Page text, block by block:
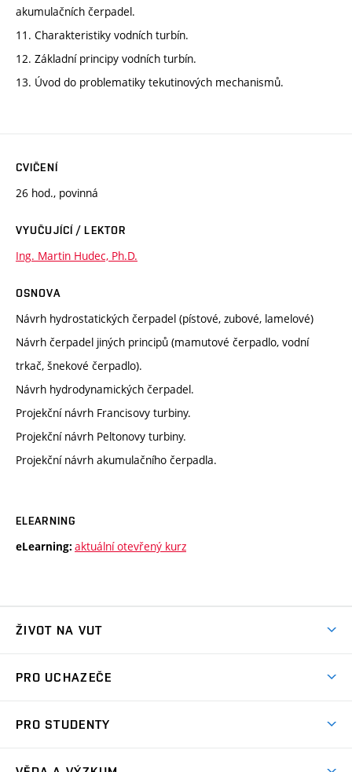
akumulačních čerpadel.
11. Charakteristiky vodních turbín.
12. Základní principy vodních turbín.
13. Úvod do problematiky tekutinových mechanismů.
CVIČENÍ
26 hod., povinná
VYUČUJÍCÍ / LEKTOR
Ing. Martin Hudec, Ph.D.
OSNOVA
Návrh hydrostatických čerpadel (pístové, zubové, lamelové)
Návrh čerpadel jiných principů (mamutové čerpadlo, vodní
trkač, šnekové čerpadlo).
Návrh hydrodynamických čerpadel.
Projekční návrh Francisovy turbiny.
Projekční návrh Peltonovy turbiny.
Projekční návrh akumulačního čerpadla.
ELEARNING
eLearning: aktuální otevřený kurz
ŽIVOT NA VUT
Koleje
PRO UCHAZEČE
Dny otevřených dveří
PRO STUDENTY